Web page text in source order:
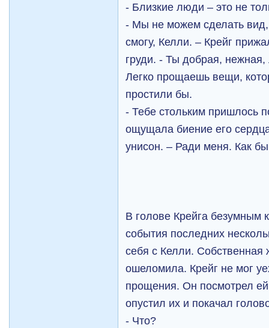
- Близкие люди – это не
- Мы не можем сделать
смогу, Келли. – Крейг
груди. - Ты добрая, нежная,
Легко прощаешь вещи,
простили бы.
- Тебе стольким пришлось
ощущала биение его
унисон. – Ради меня. Как
В голове Крейга безумным
события последних
себя с Келли. Собственная
ошеломила. Крейг не мог
прощения. Он посмотрел
опустил их и покачал
- Что?